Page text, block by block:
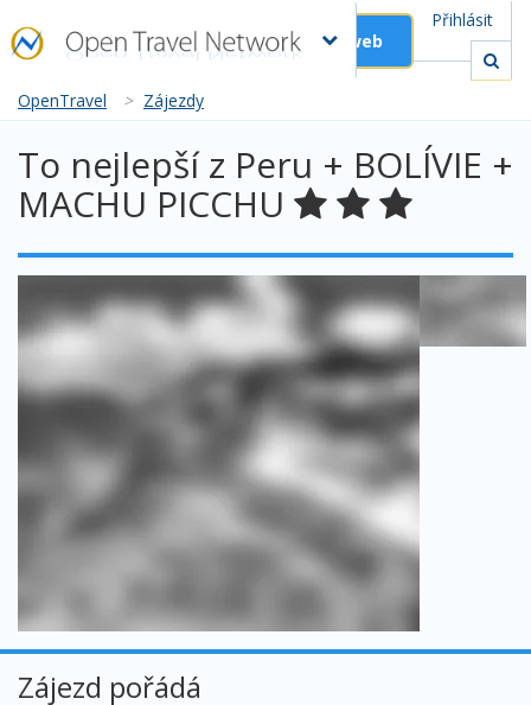
Přihlásit
Založit web
OpenTravel > Zájezdy
To nejlepší z Peru + BOLÍVIE +
MACHU PICCHU
Zájezd pořádá